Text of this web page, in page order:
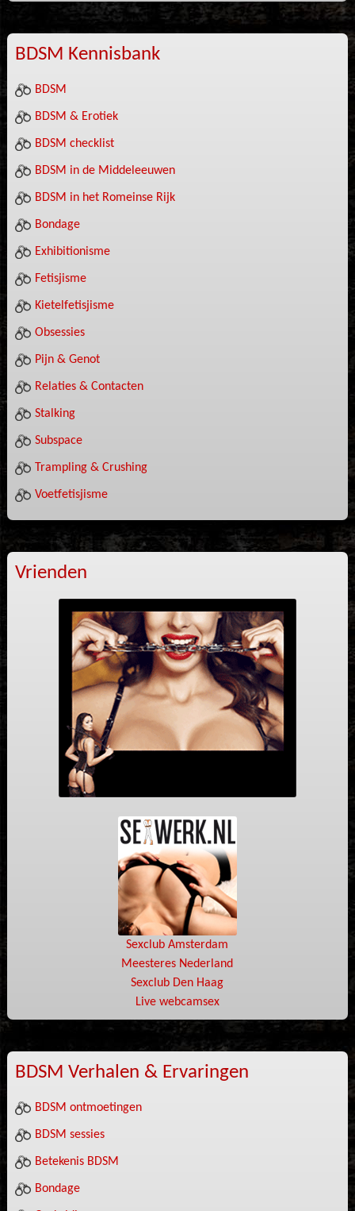
BDSM Kennisbank
BDSM
BDSM & Erotiek
BDSM checklist
BDSM in de Middeleeuwen
BDSM in het Romeinse Rijk
Bondage
Exhibitionisme
Fetisjisme
Kietelfetisjisme
Obsessies
Pijn & Genot
Relaties & Contacten
Stalking
Subspace
Trampling & Crushing
Voetfetisjisme
Vrienden
Sexclub Amsterdam
Meesteres Nederland
Sexclub Den Haag
Live webcamsex
BDSM Verhalen & Ervaringen
BDSM ontmoetingen
BDSM sessies
Betekenis BDSM
Bondage